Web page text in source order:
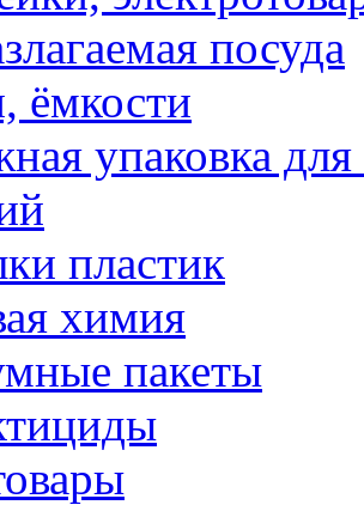
посуда
ёмкости
упаковка
пластик
химия
пакеты